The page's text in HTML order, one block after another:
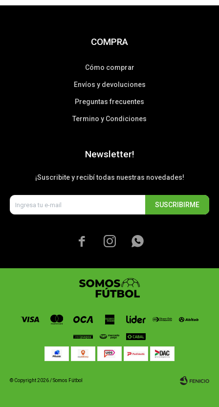
COMPRA
Cómo comprar
Envíos y devoluciones
Preguntas frecuentes
Termino y Condiciones
Newsletter!
¡Suscribite y recibí todas nuestras novedades!
SUSCRIBIRME
  
© Copyright 2026 / Somos Fútbol